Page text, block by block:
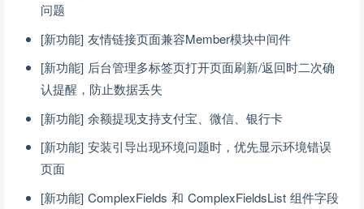
问题
[新功能] 友情链接页面兼容Member模块中间件
[新功能] 后台管理多标签页打开页面刷新/返回时二次确
认提醒，防止数据丢失
[新功能] 余额提现支持支付宝、微信、银行卡
[新功能] 安装引导出现环境问题时，优先显示环境错误
页面
[新功能] ComplexFields 和 ComplexFieldsList 组件字段